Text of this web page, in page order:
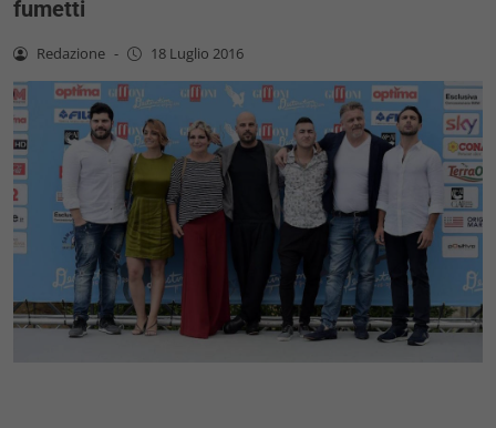
fumetti
Redazione - 18 Luglio 2016